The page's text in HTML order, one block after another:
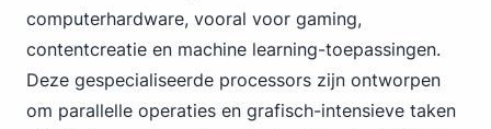
computerhardware, vooral voor gaming,
contentcreatie en machine learning-toepassingen.
Deze gespecialiseerde processors zijn ontworpen
om parallelle operaties en grafisch-intensieve taken